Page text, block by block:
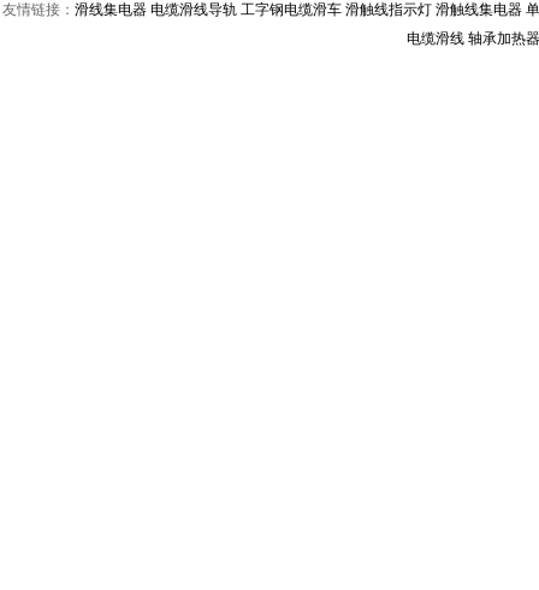
友情链接： 滑线集电器 电缆滑线导轨 工字钢电缆滑车 滑触线指示灯 滑触线集电器
电缆滑线 轴承加热器